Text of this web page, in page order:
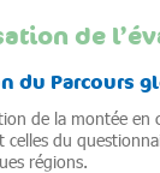
de
du Parcours
de la montée en
celles du
régions.